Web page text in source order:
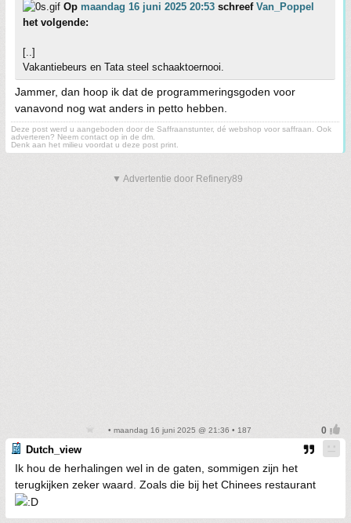
Op maandag 16 juni 2025 20:53 schreef Van_Poppel
het volgende:
[..]
Vakantiebeurs en Tata steel schaaktoernooi.
Jammer, dan hoop ik dat de programmeringsgoden voor
vanavond nog wat anders in petto hebben.
Deze post werd u aangeboden door de Saffraanstunter, dé webshop voor saffraan. Ook
adverteren? Neem contact op in de dm.
Denk aan het milieu voordat u deze post print.
▼ Advertentie door Refinery89
• maandag 16 juni 2025 @ 21:36 • 187
Dutch_view
Ik hou de herhalingen wel in de gaten, sommigen zijn het
terugkijken zeker waard. Zoals die bij het Chinees restaurant